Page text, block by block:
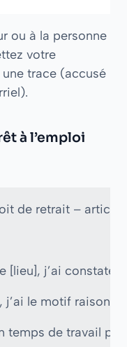
ou à la personne
votre
trace (accusé
à l’emploi
de retrait – article
[lieu], j’ai constaté
le motif
temps de travail